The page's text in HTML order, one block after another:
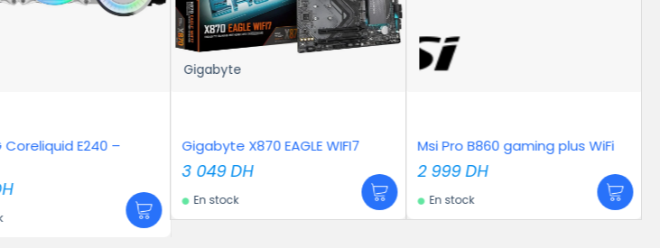
Gigabyte X870 EAGLE WIFI7 Msi Pro B860 gaming plus WiFi
2 999
MSI MAG CORELIQUID C280
1 459